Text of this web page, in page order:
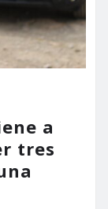
a
tres